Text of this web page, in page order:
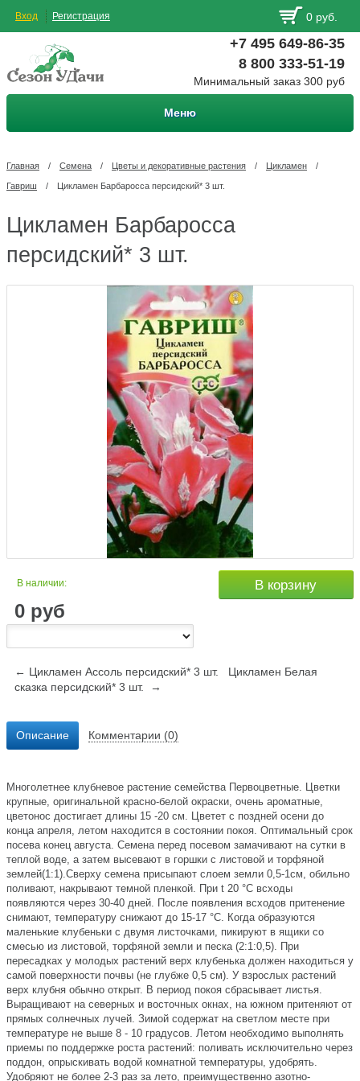
Вход Регистрация 0 руб.
+7 495 649-86-35
8 800 333-51-19
Минимальный заказ 300 руб
Меню
Главная / Семена / Цветы и декоративные растения / Цикламен /
Гавриш / Цикламен Барбаросса персидский* 3 шт.
Цикламен Барбаросса
персидский* 3 шт.
В наличии:
0 руб
В корзину
← Цикламен Ассоль персидский* 3 шт.
Цикламен Белая
сказка персидский* 3 шт. →
Описание Комментарии (0)
Многолетнее клубневое растение семейства Первоцветные. Цветки
крупные, оригинальной красно-белой окраски, очень ароматные,
цветонос достигает длины 15 -20 см. Цветет с поздней осени до
конца апреля, летом находится в состоянии покоя. Оптимальный срок
посева конец августа. Семена перед посевом замачивают на сутки в
теплой воде, а затем высевают в горшки с листовой и торфяной
землей(1:1).Сверху семена присыпают слоем земли 0,5-1см, обильно
поливают, накрывают темной пленкой. При t 20 °C всходы
появляются через 30-40 дней. После появления всходов притенение
снимают, температуру снижают до 15-17 °C. Когда образуются
маленькие клубеньки с двумя листочками, пикируют в ящики со
смесью из листовой, торфяной земли и песка (2:1:0,5). При
пересадках у молодых растений верх клубенька должен находиться у
самой поверхности почвы (не глубже 0,5 см). У взрослых растений
верх клубня обычно открыт. В период покоя сбрасывает листья.
Выращивают на северных и восточных окнах, на южном притеняют от
прямых солнечных лучей. Зимой содержат на светлом месте при
температуре не выше 8 - 10 градусов. Летом необходимо выполнять
приемы по поддержке роста растений: поливать исключительно через
поддон, опрыскивать водой комнатной температуры, удобрять.
Удобряют не более 2-3 раз за лето, преимущественно азотно-